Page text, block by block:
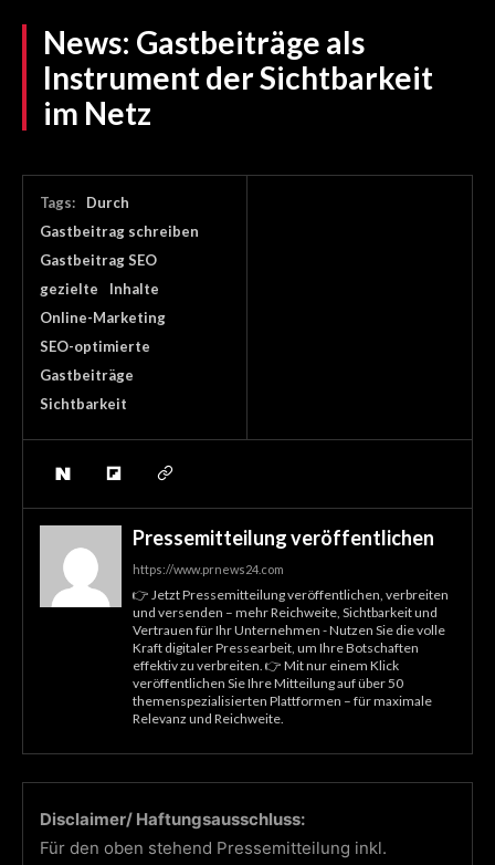
News: Gastbeiträge als
Instrument der Sichtbarkeit
im Netz
Tags:
Durch
Gastbeitrag schreiben
Gastbeitrag SEO
gezielte
Inhalte
Online-Marketing
SEO-optimierte
Gastbeiträge
Sichtbarkeit
Pressemitteilung veröffentlichen
https://www.prnews24.com
👉 Jetzt Pressemitteilung veröffentlichen, verbreiten
und versenden – mehr Reichweite, Sichtbarkeit und
Vertrauen für Ihr Unternehmen - Nutzen Sie die volle
Kraft digitaler Pressearbeit, um Ihre Botschaften
effektiv zu verbreiten. 👉 Mit nur einem Klick
veröffentlichen Sie Ihre Mitteilung auf über 50
themenspezialisierten Plattformen – für maximale
Relevanz und Reichweite.
Disclaimer/ Haftungsausschluss:
Für den oben stehend Pressemitteilung inkl.